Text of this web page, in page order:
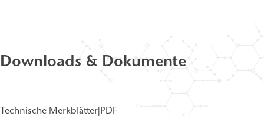
Downloads & Dokumente
Technische Merkblätter PDF